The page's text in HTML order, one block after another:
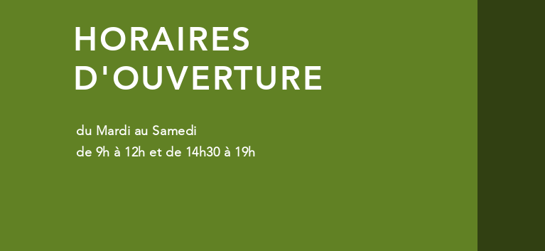
HORAIRES
D'OUVERTURE
du Mardi au Samedi
de 9h à 12h et de 14h30 à 19h